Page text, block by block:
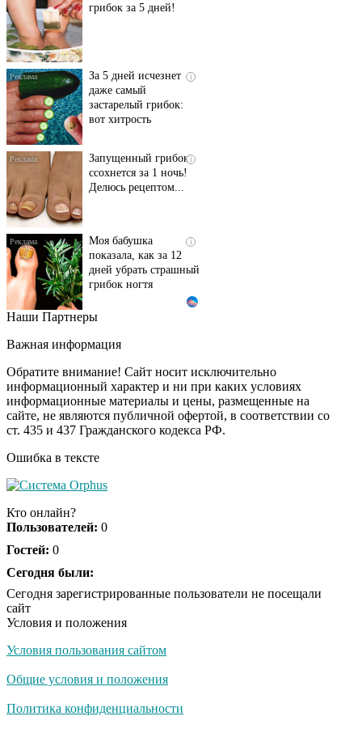
грибок за 5 дней!
i
За 5 дней исчезнет
даже самый
застарелый грибок:
вот хитрость
i
Запущенный грибок
ссохнется за 1 ночь!
Делюсь рецептом...
i
Моя бабушка
показала, как за 12
дней убрать страшный
грибок ногтя
Этот танец невесты
Пересмотрела 10 раз
i
Ролик длится пару
секунд, но вы будете в
шоке от увиденного
Ролик из Омска: вы
Ржу не переставая, это
не раз
Скрытая камера на
люди вытворяют, когда
Наши Партнеры
Важная информация
Обратите внимание! Сайт носит исключительно
информационный характер и ни при каких условиях
информационные материалы и цены, размещенные на
сайте, не являются публичной офертой, в соответствии со
ст. 435 и 437 Гражданского кодекса РФ.
Ошибка в тексте
Кто онлайн?
Пользователей: 0
Гостей: 0
Сегодня были:
Сегодня зарегистрированные пользователи не посещали
сайт
Условия и положения
Условия пользования сайтом
Общие условия и положения
Политика конфиденциальности